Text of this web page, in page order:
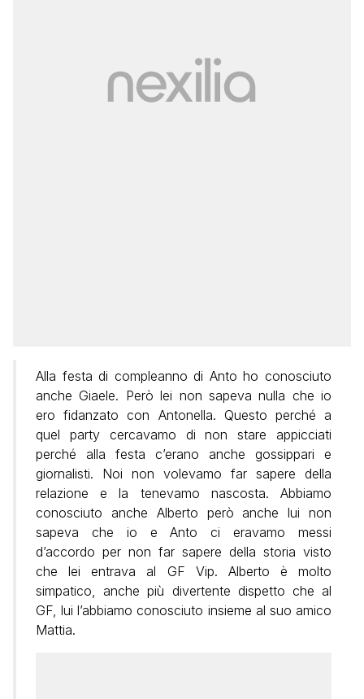
Alla festa di compleanno di Anto ho conosciuto
anche Giaele. Però lei non sapeva nulla che io
ero fidanzato con Antonella. Questo perché a
quel party cercavamo di non stare appicciati
perché alla festa c’erano anche gossippari e
giornalisti. Noi non volevamo far sapere della
relazione e la tenevamo nascosta. Abbiamo
conosciuto anche Alberto però anche lui non
sapeva che io e Anto ci eravamo messi
d’accordo per non far sapere della storia visto
che lei entrava al GF Vip. Alberto è molto
simpatico, anche più divertente dispetto che al
GF, lui l’abbiamo conosciuto insieme al suo amico
Mattia.